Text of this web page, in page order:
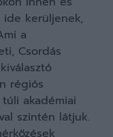
kerüljenek,
a
Csordás
régiós
akadémiai
szintén látjuk.